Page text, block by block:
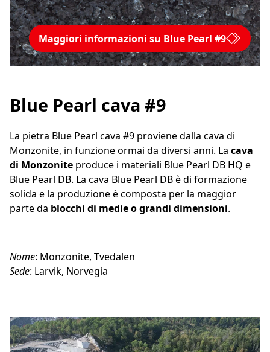
Maggiori informazioni su Blue Pearl #9
Blue Pearl cava #9
La pietra Blue Pearl cava #9 proviene dalla cava di
Monzonite, in funzione ormai da diversi anni. La cava
di Monzonite produce i materiali Blue Pearl DB HQ e
Blue Pearl DB. La cava Blue Pearl DB è di formazione
solida e la produzione è composta per la maggior
parte da blocchi di medie o grandi dimensioni.
Nome: Monzonite, Tvedalen
Sede: Larvik, Norvegia